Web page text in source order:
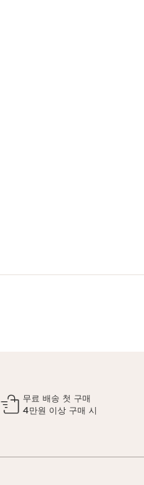
무료 배송 첫 구매
4만원 이상 구매 시